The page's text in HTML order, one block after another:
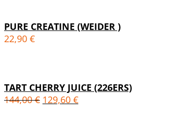
PURE CREATINE (WEIDER )
22,90 €
TART CHERRY JUICE (226ERS)
144,00€ 129,60 €